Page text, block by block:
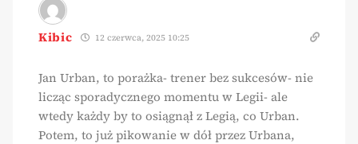
Kibic 12 czerwca, 2025 10:25
Jan Urban, to porażka- trener bez sukcesów- nie
licząc sporadycznego momentu w Legii- ale
wtedy każdy by to osiągnął z Legią, co Urban.
Potem, to już pikowanie w dół przez Urbana,